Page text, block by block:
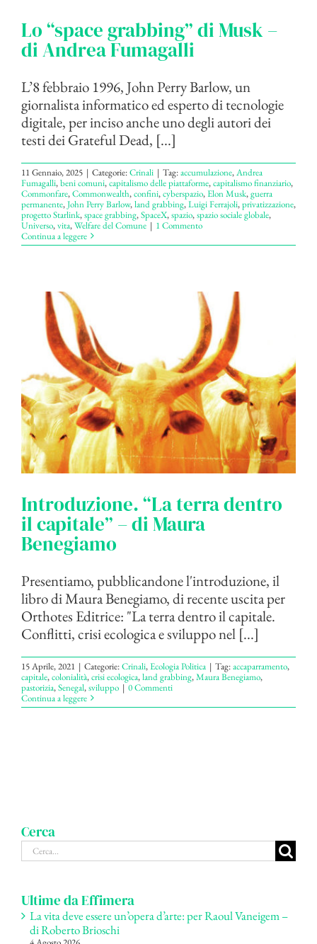
Lo “space grabbing” di Musk –
di Andrea Fumagalli
L’8 febbraio 1996, John Perry Barlow, un
giornalista informatico ed esperto di tecnologie
digitale, per inciso anche uno degli autori dei
testi dei Grateful Dead, [...]
11 Gennaio, 2025 | Categorie:Crinali | Tag:accumulazione,Andrea
Fumagalli,beni comuni,capitalismo delle piattaforme,capitalismo finanziario,
Commonfare,Commonwealth,confini,cyberspazio,Elon Musk,guerra
permanente,John Perry Barlow,land grabbing,Luigi Ferrajoli,privatizzazione,
progetto Starlink,space grabbing,SpaceX,spazio,spazio sociale globale,
Universo,vita,Welfare del Comune | 1 Commento
Continua a leggere
Introduzione. “La terra dentro
il capitale” – di Maura
Benegiamo
Presentiamo, pubblicandone l'introduzione, il
libro di Maura Benegiamo, di recente uscita per
Orthotes Editrice: "La terra dentro il capitale.
Conflitti, crisi ecologica e sviluppo nel [...]
15 Aprile, 2021 | Categorie:Crinali,Ecologia Politica | Tag:accaparramento,
capitale,colonialità,crisi ecologica,land grabbing,Maura Benegiamo,
pastorizia,Senegal,sviluppo | 0 Commenti
Continua a leggere
Cerca
Cerca
per:
Ultime da Effimera
La vita deve essere un’opera d’arte: per Raoul Vaneigem –
di Roberto Brioschi